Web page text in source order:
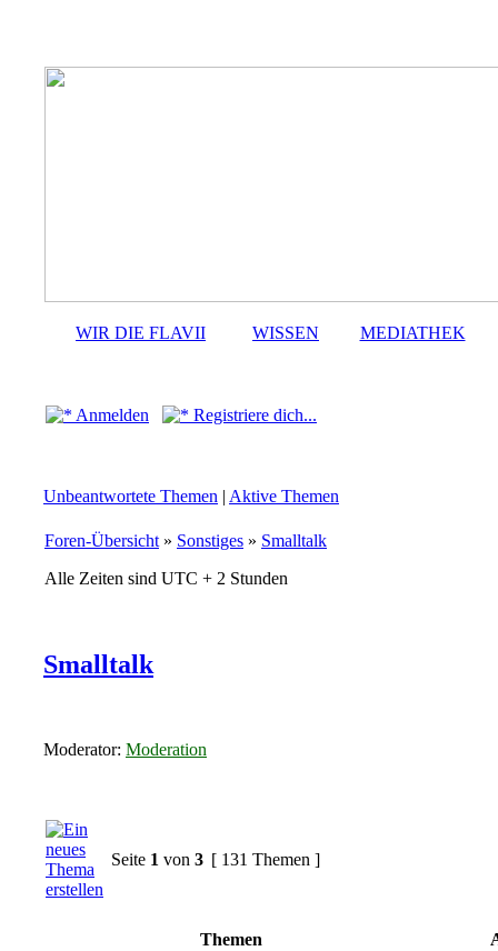
WIR DIE FLAVII WISSEN MEDIATHEK
Anmelden Registriere dich...
Unbeantwortete Themen | Aktive Themen
Foren-Übersicht » Sonstiges » Smalltalk
Alle Zeiten sind UTC + 2 Stunden
Smalltalk
Moderator: Moderation
Seite 1 von 3 [ 131 Themen ]
Themen